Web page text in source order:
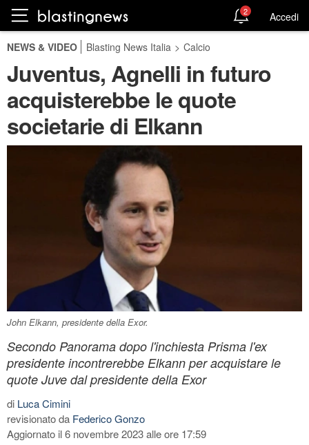
2 Accedi
NEWS & VIDEO Blasting News Italia > Calcio
Juventus, Agnelli in futuro
acquisterebbe le quote
societarie di Elkann
John Elkann, presidente della Exor.
Secondo Panorama dopo l'inchiesta Prisma l'ex
presidente incontrerebbe Elkann per acquistare le
quote Juve dal presidente della Exor
di Luca Cimini
revisionato da Federico Gonzo
Aggiornato il 6 novembre 2023 alle ore 17:59